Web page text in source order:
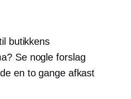
butikkens
Se nogle forslag
en to gangeafkast